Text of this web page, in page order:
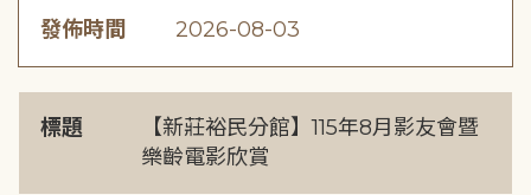
發佈時間 2026-08-03
標題
【新莊裕民分館】115年8月影友會暨
樂齡電影欣賞